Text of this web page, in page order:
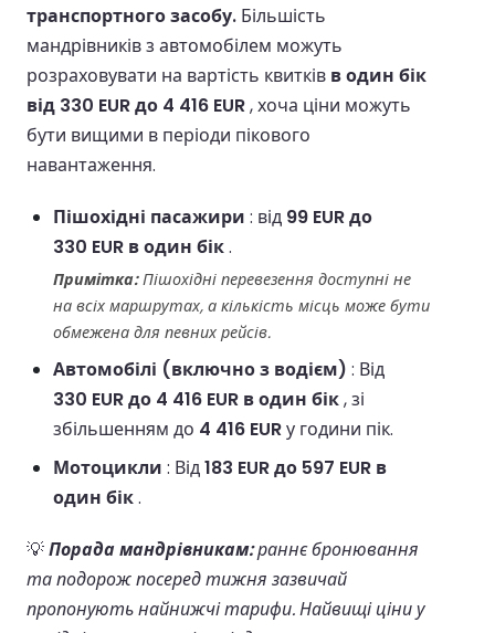
транспортного засобу. Більшість
мандрівників з автомобілем можуть
розраховувати на вартість квитків в один бік
від 330 EUR до 4 416 EUR, хоча ціни можуть
бути вищими в періоди пікового
навантаження.
Пішохідні пасажири : від 99 EUR до
330 EUR в один бік.
Примітка:Пішохідні перевезення доступні не
на всіх маршрутах, а кількість місць може бути
обмежена для певних рейсів.
Автомобілі (включно з водієм) : Від
330 EUR до 4 416 EUR в один бік, зі
збільшенням до 4 416 EURу години пік.
Мотоцикли : Від183 EUR до 597 EUR в
один бік.
💡Порада мандрівникам:раннє бронювання
та подорож посеред тижня зазвичай
пропонують найнижчі тарифи. Найвищі ціни у